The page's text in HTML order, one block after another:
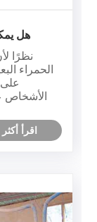
هل
نظرًا
الحمراء
على
الأشخاص
الساونا.
اقرأ أكثر